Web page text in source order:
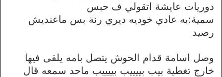
دوريات عايشة اتقولي ف حبس
سمية:به عادي خوديه ديري رنة بس ماعنديش
رصيد
وصل اسامة قدام الحوش يتصل بامه يلقى فيها
خارج تغطية بيب بييييب بييييب ماحد سمعه قال